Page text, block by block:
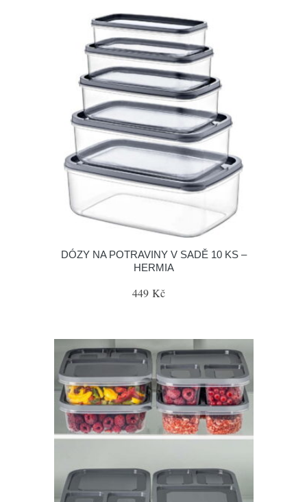
DÓZY NA POTRAVINY V SADĚ 10 KS –
HERMIA
449 Kč